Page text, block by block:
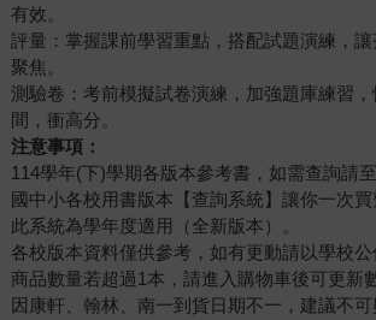
有效。
評量：掌握課前學習重點，搭配試題演練，
聚焦。
測驗卷：考前模擬試卷演練，加強題庫練習
間，衝高分。
注意事項：
114學年(下)學期各版本參考書，如需查詢請
國中小各校用書版本【查詢系統】讓你一次買
此系統為學年度適用（全新版本）。
各校版本資料僅供參考，如有更動請以學校公
商品數量若超過1本，請進入購物車後可更新
因康軒、翰林、南一到貨日期不一，建議不